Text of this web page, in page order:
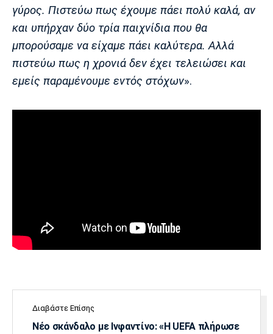
Μονακό
Ερυθρός
Αστέρας
Τότεναμ
Πόρτο Μπενφίκα
γύρος. Πιστεύω πως έχουμε πάει πολύ καλά, αν
και υπήρχαν δύο τρία παιχνίδια που θα
μπορούσαμε να είχαμε πάει καλύτερα. Αλλά
πιστεύω πως η χρονιά δεν έχει τελειώσει και
εμείς παραμένουμε εντός στόχων».
Διαβάστε Επίσης
Νέο σκάνδαλο με Ινφαντίνο: «Η UEFA πλήρωσε